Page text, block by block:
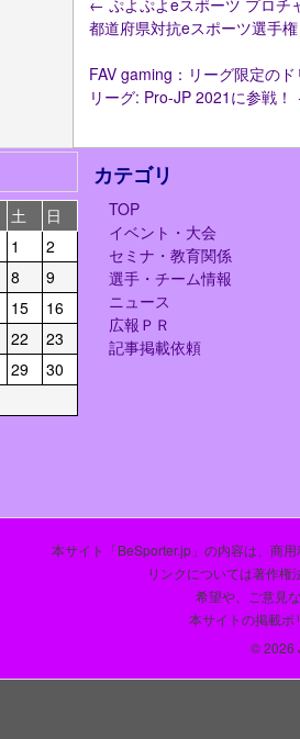
← ぷよぷよeスポーツ プロチ
都道府県対抗eスポーツ選手
FAV gaming：リーグ限定の
リーグ: Pro-JP 2021に参戦！
土
日
1
2
8
9
15
16
22
23
29
30
カテゴリ
TOP
イベント・大会
セミナ・教育関係
選手・チーム情報
ニュース
広報ＰＲ
記事掲載依頼
本サイト「BeSporter.jp」の内容は、商
リンクについては著作権
希望や、ご意見
本サイトの掲載ポ
© 2026